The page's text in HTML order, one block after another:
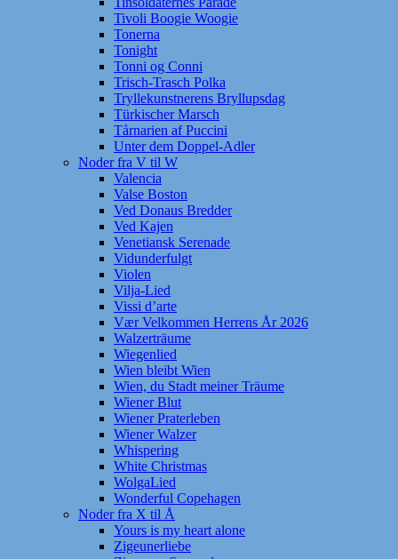
Tivoli Boogie Woogie
Tonerna
Tonight
Tonni og Conni
Trisch-Trasch Polka
Tryllekunstnerens Bryllupsdag
Türkischer Marsch
Tårnarien af Puccini
Unter dem Doppel-Adler
Noder fra V til W
Valencia
Valse Boston
Ved Donaus Bredder
Ved Kajen
Venetiansk Serenade
Vidunderfulgt
Violen
Vilja-Lied
Vissi d’arte
Vær Velkommen Herrens År 2026
Walzerträume
Wiegenlied
Wien bleibt Wien
Wien, du Stadt meiner Träume
Wiener Blut
Wiener Praterleben
Wiener Walzer
Whispering
White Christmas
WolgaLied
Wonderful Copehagen
Noder fra X til Å
Yours is my heart alone
Zigeunerliebe